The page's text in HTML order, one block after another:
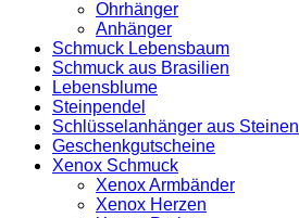
Ohrhänger
Anhänger
Schmuck Lebensbaum
Schmuck aus Brasilien
Lebensblume
Steinpendel
Schlüsselanhänger aus Steinen
Geschenkgutscheine
Xenox Schmuck
Xenox Armbänder
Xenox Herzen